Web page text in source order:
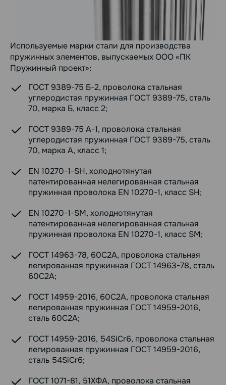
Используемые марки стали для производства
пружинных элементов, выпускаемых ООО «ПК
Пружинный проект»:
ГОСТ 9389-75 Б-2, проволока стальная
углеродистая пружинная ГОСТ 9389-75, сталь
70, марка Б, класс 2;
ГОСТ 9389-75 А-1, проволока стальная
углеродистая пружинная ГОСТ 9389-75, сталь
70, марка А, класс 1;
EN 10270-1-SH, холоднотянутая
патентированная нелегированная стальная
пружинная проволока EN 10270-1, класс SH;
EN 10270-1-SM, холоднотянутая
патентированная нелегированная стальная
пружинная проволока EN 10270-1, класс SM;
ГОСТ 14963-78, 60С2А, проволока стальная
легированная пружинная ГОСТ 14963-78, сталь
60С2А;
ГОСТ 14959-2016, 60С2А, проволока стальная
легированная пружинная ГОСТ 14959-2016,
сталь 60С2А;
ГОСТ 14959-2016, 54SiCr6, проволока стальная
легированная пружинная ГОСТ 14959-2016,
сталь 54SiCr6;
ГОСТ 1071-81, 51ХФА, проволока стальная